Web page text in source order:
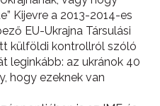
Kijevre a 2013-2014-es
EU-Ukrajna Társulási
külföldi kontrollról szóló
leginkább: az ukránok 40
hogy ezeknek van